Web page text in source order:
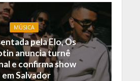
MÚSICA
pela Elo, Os
anuncia turnê
e confirma show
em Salvador